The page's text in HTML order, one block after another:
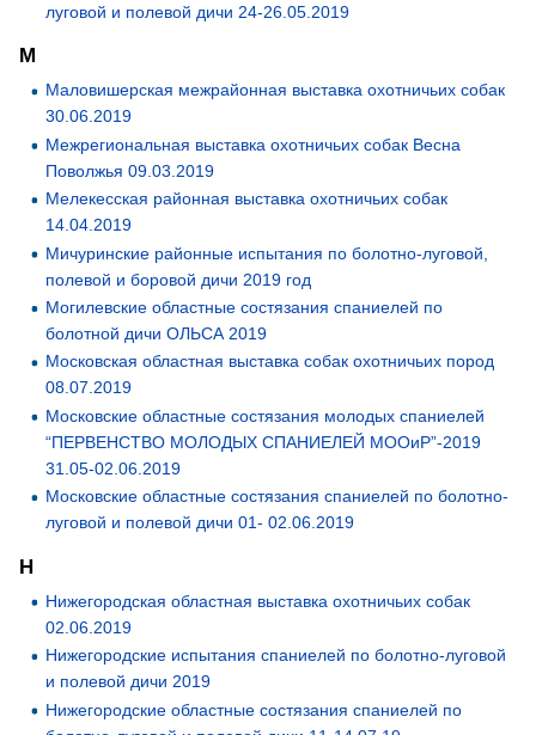
луговой и полевой дичи 24-26.05.2019
М
Маловишерская межрайонная выставка охотничьих собак
30.06.2019
Межрегиональная выставка охотничьих собак Весна
Поволжья 09.03.2019
Мелекесская районная выставка охотничьих собак
14.04.2019
Мичуринские районные испытания по болотно-луговой,
полевой и боровой дичи 2019 год
Могилевские областные состязания спаниелей по
болотной дичи ОЛЬСА 2019
Московская областная выставка собак охотничьих пород
08.07.2019
Московские областные состязания молодых спаниелей
“ПЕРВЕНСТВО МОЛОДЫХ СПАНИЕЛЕЙ МООиР”-2019
31.05-02.06.2019
Московские областные состязания спаниелей по болотно-
луговой и полевой дичи 01- 02.06.2019
Н
Нижегородская областная выставка охотничьих собак
02.06.2019
Нижегородские испытания спаниелей по болотно-луговой
и полевой дичи 2019
Нижегородские областные состязания спаниелей по